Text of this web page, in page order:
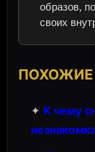
образов,
своих
✦ К чему